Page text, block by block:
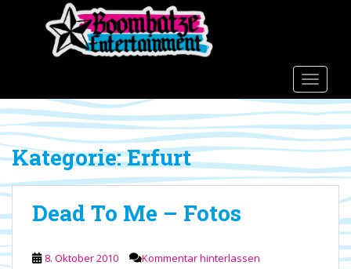
o
m
a
c
t
e
Kategorie:Erfurt
Dead To Me – Fotos
8. Oktober 2010 Kommentar hinterlassen